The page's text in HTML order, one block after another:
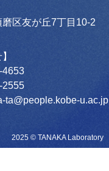
区友が丘7丁目10-2
4653
2555
ta@people.kobe-u.ac.jp
2025 © TANAKA Laboratory